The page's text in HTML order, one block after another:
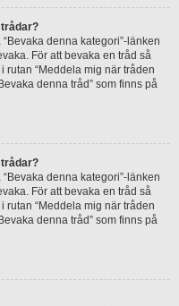
denna kategori”-länken
För att bevaka en tråd så
rutan “Meddela mig när tråden
denna tråd” som finns på
denna kategori”-länken
För att bevaka en tråd så
rutan “Meddela mig när tråden
denna tråd” som finns på